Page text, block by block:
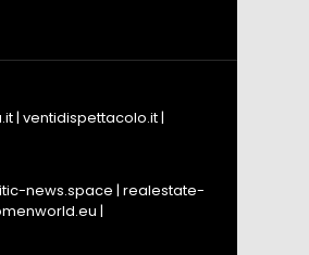
| ventidispettacolo.it|
news.space | realestate-
|